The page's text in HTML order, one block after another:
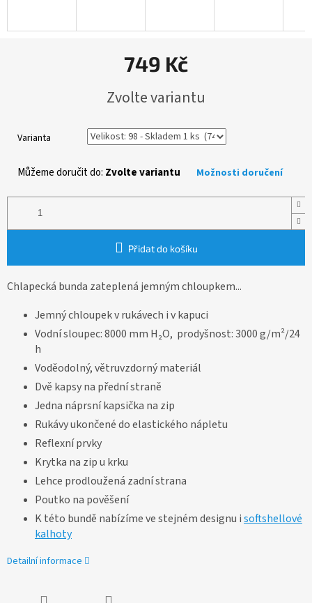
749 Kč
cena:
Zvolte variantu
Varianta
Můžeme doručit do: Zvolte variantu Možnosti doručení
Přidat do košíku
Chlapecká bunda zateplená jemným chloupkem...
Jemný chloupek v rukávech i v kapuci
Vodní sloupec: 8000 mm H₂O, prodyšnost: 3000 g/m²/24
h
Voděodolný, větruvzdorný materiál
Dvě kapsy na přední straně
Jedna náprsní kapsička na zip
Rukávy ukončené do elastického nápletu
Reflexní prvky
Krytka na zip u krku
Lehce prodloužená zadní strana
Poutko na pověšení
K této bundě nabízíme ve stejném designu isoftshellové
kalhoty
Detailní informace